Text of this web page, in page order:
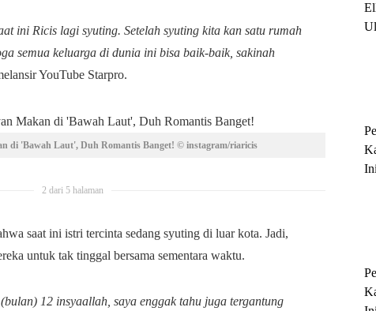
ini Ricis lagi syuting. Setelah syuting kita kan satu rumah
semua keluarga di dunia ini bisa baik-baik, sakinah
YouTube Starpro.
di 'Bawah Laut', Duh Romantis Banget! © instagram/riaricis
2 dari 5 halaman
saat ini istri tercinta sedang syuting di luar kota. Jadi,
untuk tak tinggal bersama sementara waktu.
12 insyaallah, saya enggak tahu juga tergantung